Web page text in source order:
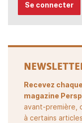
Se connecter
Recevez
magazine
avant-première,
à certains